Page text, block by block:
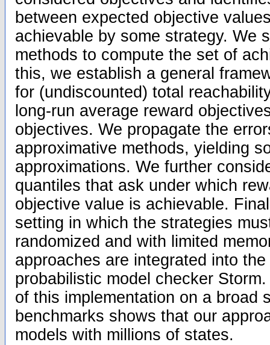
between expected objective
achievable by some strategy. We
methods to compute the set of
this, we establish a general
for (undiscounted) total
long-run average reward
objectives. We propagate the
approximative methods, yielding
approximations. We further
quantiles that ask under which
objective value is achievable.
setting in which the strategies
randomized and with limited
approaches are integrated into
probabilistic model checker
of this implementation on a broad
benchmarks shows that our
models with millions of states.